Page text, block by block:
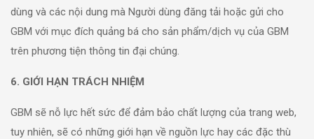
dùng và các nội dung mà Người dùng đăng tải hoặc gửi cho
GBM với mục đích quảng bá cho sản phẩm/dịch vụ của GBM
trên phương tiện thông tin đại chúng.
6. GIỚI HẠN TRÁCH NHIỆM
GBM sẽ nỗ lực hết sức để đảm bảo chất lượng của trang web,
tuy nhiên, sẽ có những giới hạn về nguồn lực hay các đặc thù